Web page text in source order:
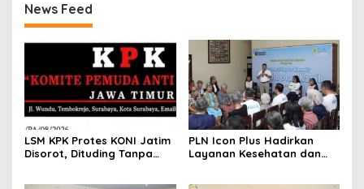
News Feed
LSM KPK Protes KONI Jatim
Disorot, Dituding Tanpa
PLN Icon Plus Hadirkan
Layanan Kesehatan dan